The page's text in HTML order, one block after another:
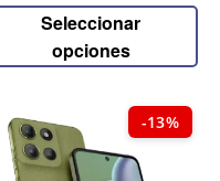
Seleccionar
opciones
-13%